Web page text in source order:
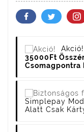
Akció!
35000Ft
Csomagpontra
Simplepay
Alatt Csak